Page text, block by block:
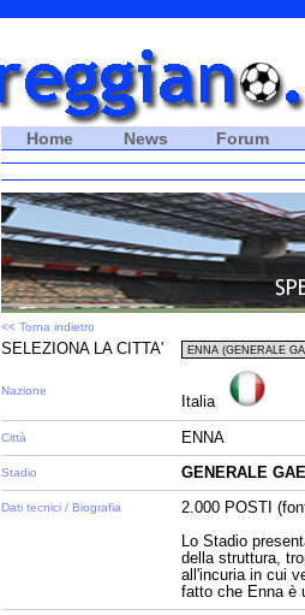
Home News Forum
<< Torna indietro
SELEZIONA LA CITTA'
Nazione
Italia
Città ENNA
Stadio GENERALE
Dati tecnici / Biografia
2.000 POSTI
Lo Stadio
della struttura,
all'incuria in cui
fatto che Enna è